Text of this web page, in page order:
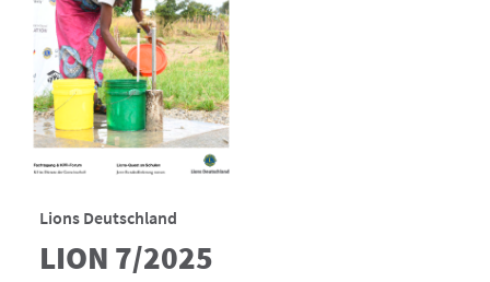
Lions Deutschland
LION 7/2025